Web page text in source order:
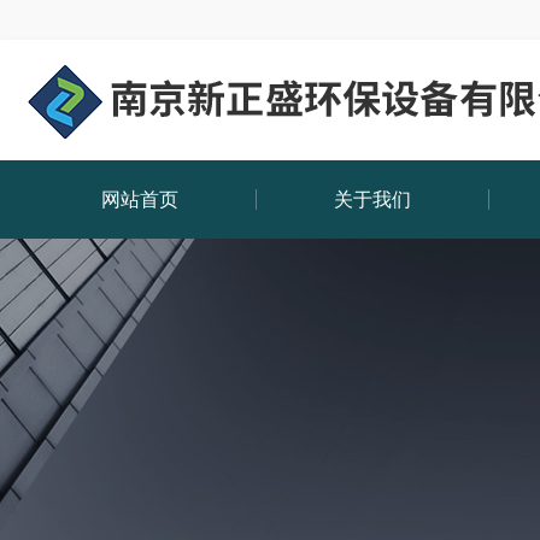
网站首页 关于我们